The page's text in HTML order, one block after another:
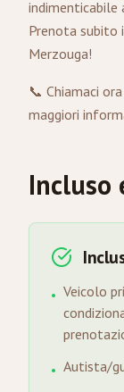
indimenticabile
Prenota subito
Merzouga!
📞 Chiamaci ora
maggiori
Incluso
• Veicolo
• Autista/